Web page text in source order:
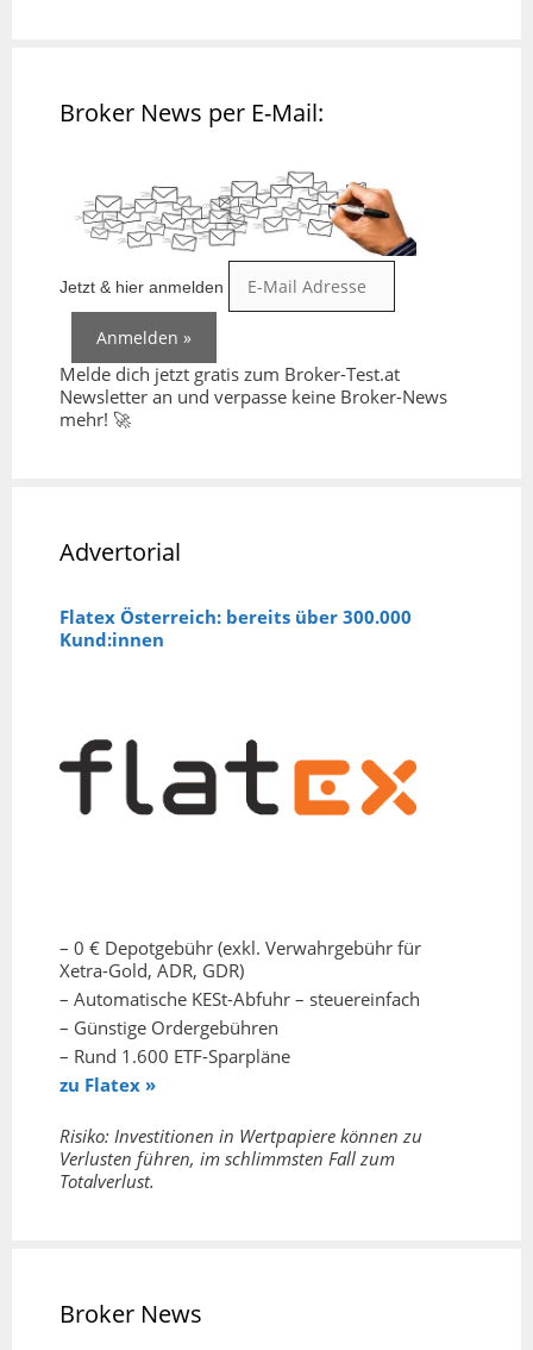
Broker News per E-Mail:
Jetzt & hier anmelden
Melde dich jetzt gratis zum Broker-Test.at
Newsletter an und verpasse keine Broker-News
mehr! 🚀
Advertorial
Flatex Österreich: bereits über 300.000
Kund:innen
– 0 € Depotgebühr (exkl. Verwahrgebühr für
Xetra-Gold, ADR, GDR)
– Automatische KESt-Abfuhr – steuereinfach
– Günstige Ordergebühren
– Rund 1.600 ETF-Sparpläne
zu Flatex »
Risiko: Investitionen in Wertpapiere können zu
Verlusten führen, im schlimmsten Fall zum
Totalverlust.
Broker News